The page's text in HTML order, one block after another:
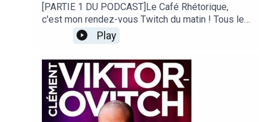
[PARTIE 1 DU PODCAST]Le Café Rhétorique,
c'est mon rendez-vous Twitch du matin ! Tous les
lundi, mercredi et vendredi à 09h00 sur
twitch.tv/clemovitch !Bienvenue dans la
06/07/2026____Rejoins moi :📡 Stream :
twitch.tv/clemovitch🦋 Bluesky:
https://bsky.app/profile/clemovitch.com📷
Instagram : instagram.com/clemovitch/🧵
Threads : threads.net/@clemovitch📱 TikTok :
Play